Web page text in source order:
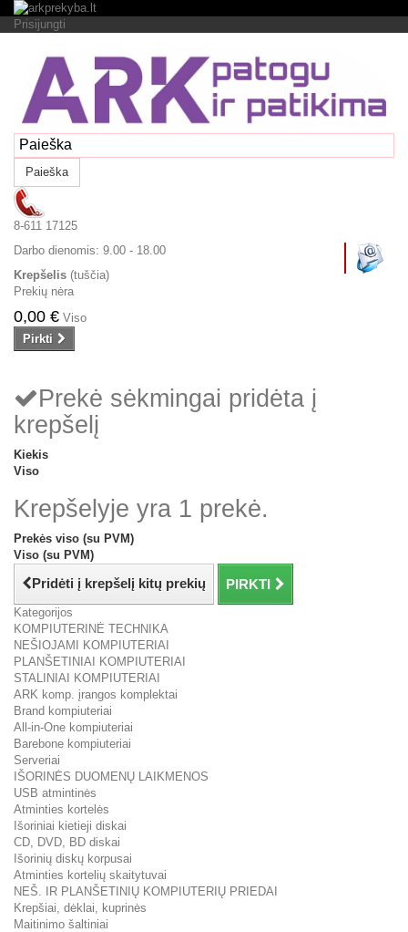
Prisijungti
Paieška
8-611 17125
Darbo dienomis: 9.00 - 18.00
Krepšelis (tuščia)
Prekių nėra
0,00 € Viso
Pirkti
Prekė sėkmingai pridėta į
krepšelį
Kiekis
Viso
Krepšelyje yra 1 prekė.
Prekės viso (su PVM)
Viso (su PVM)
Pridėti į krepšelį kitų prekių PIRKTI
Kategorijos
KOMPIUTERINĖ TECHNIKA
NEŠIOJAMI KOMPIUTERIAI
PLANŠETINIAI KOMPIUTERIAI
STALINIAI KOMPIUTERIAI
ARK komp. įrangos komplektai
Brand kompiuteriai
All-in-One kompiuteriai
Barebone kompiuteriai
Serveriai
IŠORINĖS DUOMENŲ LAIKMENOS
USB atmintinės
Atminties kortelės
Išoriniai kietieji diskai
CD, DVD, BD diskai
Išorinių diskų korpusai
Atminties kortelių skaitytuvai
NEŠ. IR PLANŠETINIŲ KOMPIUTERIŲ PRIEDAI
Krepšiai, dėklai, kuprinės
Maitinimo šaltiniai